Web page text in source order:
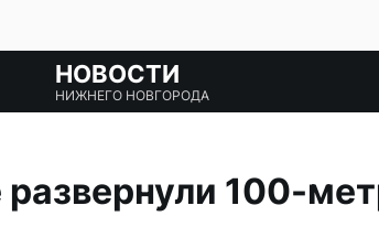
НОВОСТИ
НИЖНЕГО НОВГОРОДА
100-